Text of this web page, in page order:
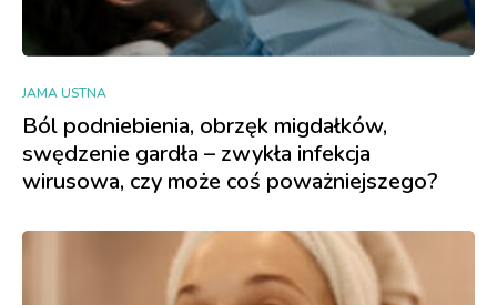
JAMA USTNA
Ból podniebienia, obrzęk migdałków,
swędzenie gardła – zwykła infekcja
wirusowa, czy może coś poważniejszego?